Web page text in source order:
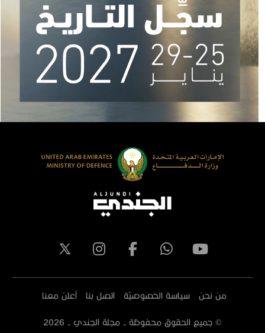
من نحن سياسة الخصوصيّة اتصل بنا أعلن معنا
© جميع الحقوق محفوظة - مجلة الجندي - 2026